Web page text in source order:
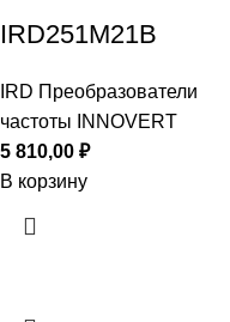
IRD251M21B
IRD Преобразователи
частоты INNOVERT
5 810,00 ₽
В корзину